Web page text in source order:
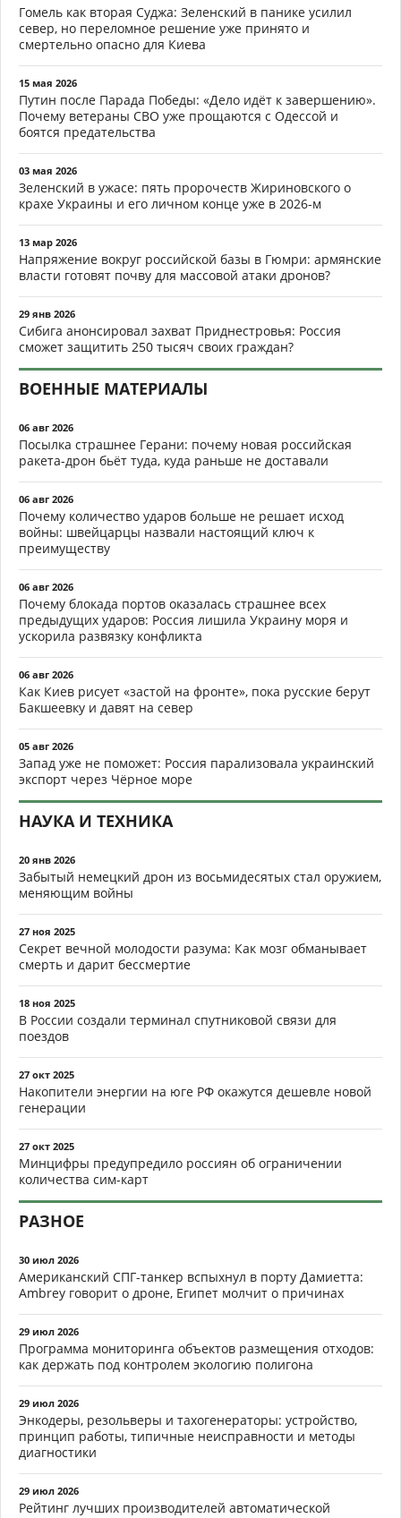
Гомель как вторая Суджа: Зеленский в панике усилил
север, но переломное решение уже принято и
смертельно опасно для Киева
15 мая 2026
Путин после Парада Победы: «Дело идёт к завершению».
Почему ветераны СВО уже прощаются с Одессой и
боятся предательства
03 мая 2026
Зеленский в ужасе: пять пророчеств Жириновского о
крахе Украины и его личном конце уже в 2026-м
13 мар 2026
Напряжение вокруг российской базы в Гюмри: армянские
власти готовят почву для массовой атаки дронов?
29 янв 2026
Сибига анонсировал захват Приднестровья: Россия
сможет защитить 250 тысяч своих граждан?
ВОЕННЫЕ МАТЕРИАЛЫ
06 авг 2026
Посылка страшнее Герани: почему новая российская
ракета-дрон бьёт туда, куда раньше не доставали
06 авг 2026
Почему количество ударов больше не решает исход
войны: швейцарцы назвали настоящий ключ к
преимуществу
06 авг 2026
Почему блокада портов оказалась страшнее всех
предыдущих ударов: Россия лишила Украину моря и
ускорила развязку конфликта
06 авг 2026
Как Киев рисует «застой на фронте», пока русские берут
Бакшеевку и давят на север
05 авг 2026
Запад уже не поможет: Россия парализовала украинский
экспорт через Чёрное море
НАУКА И ТЕХНИКА
20 янв 2026
Забытый немецкий дрон из восьмидесятых стал оружием,
меняющим войны
27 ноя 2025
Секрет вечной молодости разума: Как мозг обманывает
смерть и дарит бессмертие
18 ноя 2025
В России создали терминал спутниковой связи для
поездов
27 окт 2025
Накопители энергии на юге РФ окажутся дешевле новой
генерации
27 окт 2025
Минцифры предупредило россиян об ограничении
количества сим-карт
РАЗНОЕ
30 июл 2026
Американский СПГ-танкер вспыхнул в порту Дамиетта:
Ambrey говорит о дроне, Египет молчит о причинах
29 июл 2026
Программа мониторинга объектов размещения отходов:
как держать под контролем экологию полигона
29 июл 2026
Энкодеры, резольверы и тахогенераторы: устройство,
принцип работы, типичные неисправности и методы
диагностики
29 июл 2026
Рейтинг лучших производителей автоматической